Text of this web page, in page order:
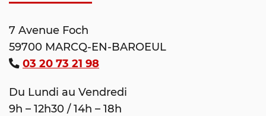
7 Avenue Foch
59700 MARCQ-EN-BAROEUL
03 20 73 21 98
Du Lundi au Vendredi
9h – 12h30 / 14h – 18h